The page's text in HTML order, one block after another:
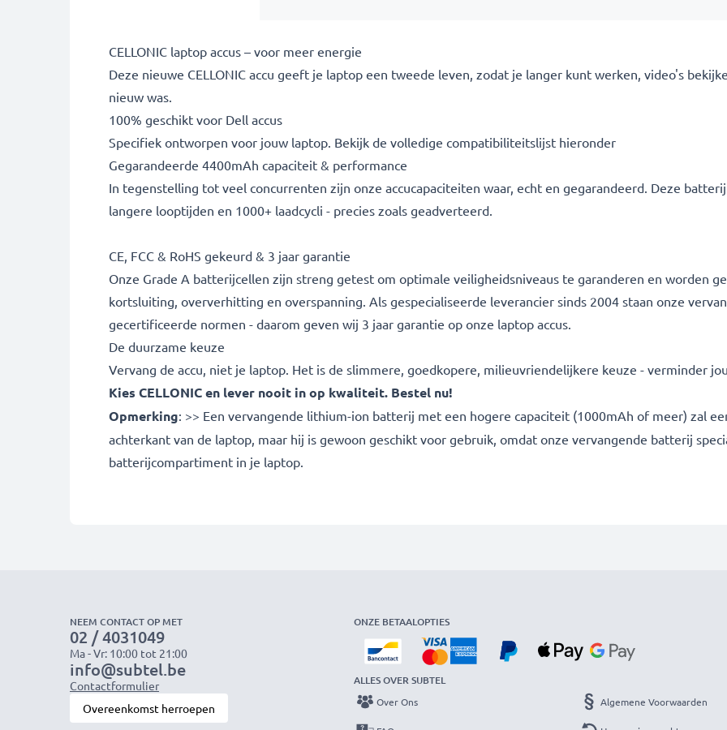
CELLONIC laptop accus – voor meer energie
Deze nieuwe CELLONIC accu geeft je laptop een tweede leven, zodat je langer kunt werken, video's
nieuw was.
100% geschikt voor Dell accus
Specifiek ontworpen voor jouw laptop. Bekijk de volledige compatibiliteitslijst hieronder
Gegarandeerde 4400mAh capaciteit & performance
In tegenstelling tot veel concurrenten zijn onze accucapaciteiten waar, echt en gegarandeerd. Deze
langere looptijden en 1000+ laadcycli - precies zoals geadverteerd.
CE, FCC & RoHS gekeurd & 3 jaar garantie
Onze Grade A batterijcellen zijn streng getest om optimale veiligheidsniveaus te garanderen en worden
kortsluiting, oververhitting en overspanning. Als gespecialiseerde leverancier sinds 2004 staan onze
gecertificeerde normen - daarom geven wij 3 jaar garantie op onze laptop accus.
De duurzame keuze
Vervang de accu, niet je laptop. Het is de slimmere, goedkopere, milieuvriendelijkere keuze - verminder
Kies CELLONIC en lever nooit in op kwaliteit. Bestel nu!
Opmerking: >> Een vervangende lithium-ion batterij met een hogere capaciteit (1000mAh of meer) zal
achterkant van de laptop, maar hij is gewoon geschikt voor gebruik, omdat onze vervangende batterij
batterijcompartiment in je laptop.
NEEM CONTACT OP MET
02 / 4031049
Ma - Vr: 10:00 tot 21:00
info@subtel.be
Contactformulier
Overeenkomst herroepen
ONZE BETAALOPTIES
ALLES OVER SUBTEL
Over Ons Algemene Voorwaarden